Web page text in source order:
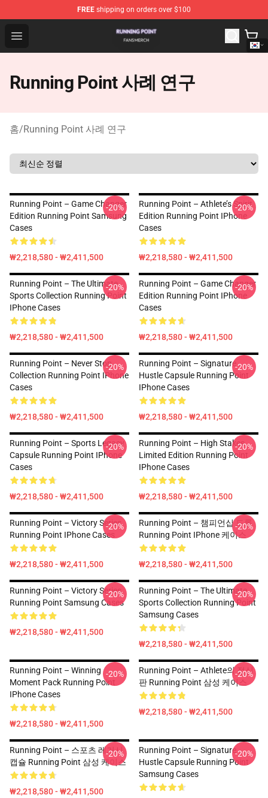
FREE shipping on orders over $100
Open menu
Running Point Shop - Official Running Point
Running Point 사례 연구
홈/Running Point 사례 연구
Running Point – Game Changer
Edition Running Point Samsung
Cases
₩2,218,580 - ₩2,411,500
-20%
Running Point – Athlete’s Spirit
Edition Running Point IPhone
Cases
₩2,218,580 - ₩2,411,500
-20%
Running Point – The Ultimate
Sports Collection Running Point
IPhone Cases
₩2,218,580 - ₩2,411,500
-20%
Running Point – Game Changer
Edition Running Point IPhone
Cases
₩2,218,580 - ₩2,411,500
-20%
Running Point – Never Stop
Collection Running Point IPhone
Cases
₩2,218,580 - ₩2,411,500
-20%
Running Point – Signature
Hustle Capsule Running Point
IPhone Cases
₩2,218,580 - ₩2,411,500
-20%
Running Point – Sports Legacy
Capsule Running Point IPhone
Cases
₩2,218,580 - ₩2,411,500
-20%
Running Point – High Stakes
Limited Edition Running Point
IPhone Cases
₩2,218,580 - ₩2,411,500
-20%
Running Point – Victory Series
Running Point IPhone Cases
₩2,218,580 - ₩2,411,500
-20%
Running Point – 챔피언십 드롭
Running Point IPhone 케이스
₩2,218,580 - ₩2,411,500
-20%
Running Point – Victory Series
Running Point Samsung Cases
₩2,218,580 - ₩2,411,500
-20%
Running Point – The Ultimate
Sports Collection Running Point
Samsung Cases
₩2,218,580 - ₩2,411,500
-20%
Running Point – Winning
Moment Pack Running Point
IPhone Cases
₩2,218,580 - ₩2,411,500
-20%
Running Point – Athlete의 정신
판 Running Point 삼성 케이스
₩2,218,580 - ₩2,411,500
-20%
Running Point – 스포츠 레거시
캡슐 Running Point 삼성 케이스
₩2,218,580 - ₩2,411,500
-20%
Running Point – Signature
Hustle Capsule Running Point
Samsung Cases
-20%